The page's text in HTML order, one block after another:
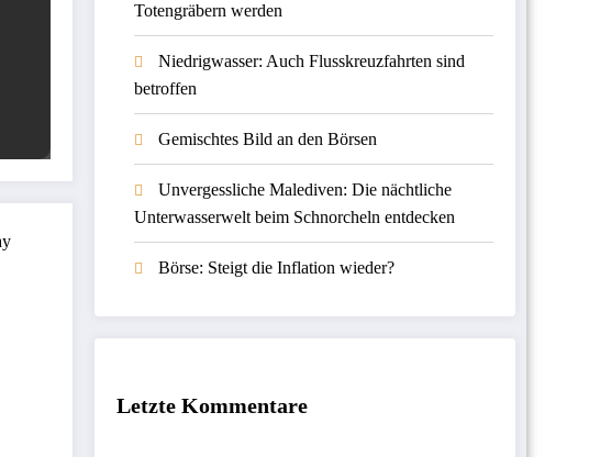
Totengräbern werden
Niedrigwasser: Auch Flusskreuzfahrten sind
betroffen
Gemischtes Bild an den Börsen
Unvergessliche Malediven: Die nächtliche
Unterwasserwelt beim Schnorcheln entdecken
Börse: Steigt die Inflation wieder?
Letzte Kommentare